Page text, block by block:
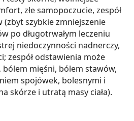
złe samopoczucie, zespół
szybkie zmniejszenie
po długotrwałym leczeniu
niedoczynności nadnerczy,
zespół odstawienia może
bólem mięśni, bólem stawów,
spojówek, bolesnymi i
skórze i utratą masy ciała).